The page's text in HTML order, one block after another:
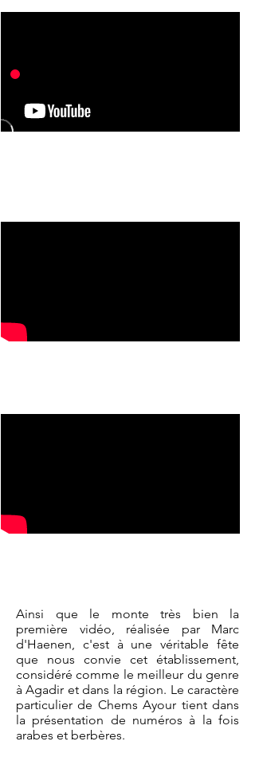
Ainsi que le monte très bien la
première vidéo, réalisée par Marc
d'Haenen, c'est à une véritable fête
que nous convie cet établissement,
considéré comme le meilleur du genre
à Agadir et dans la région. Le caractère
particulier de Chems Ayour tient dans
la présentation de numéros à la fois
arabes et berbères.